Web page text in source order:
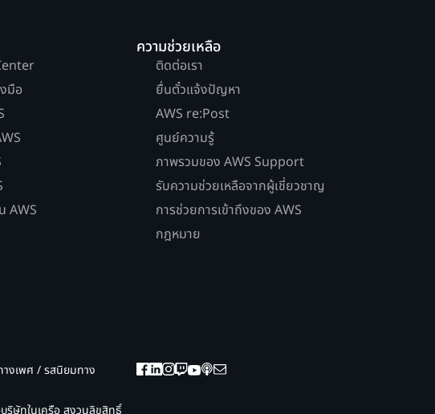
มือ
AWS
ความช่วยเหลือ
ติดต่อเรา
ยื่นตั๋วแจ้งปัญหา
AWS re:Post
ศูนย์ความรู้
ภาพรวมของ AWS Support
รับความช่วยเหลือจากผู้เชี่ยวชาญ
การช่วยการเข้าถึงของ AWS
กฎหมาย
งเพศ / รสนิยมทาง
ษัทในเครือ สงวนลิขสิทธิ์